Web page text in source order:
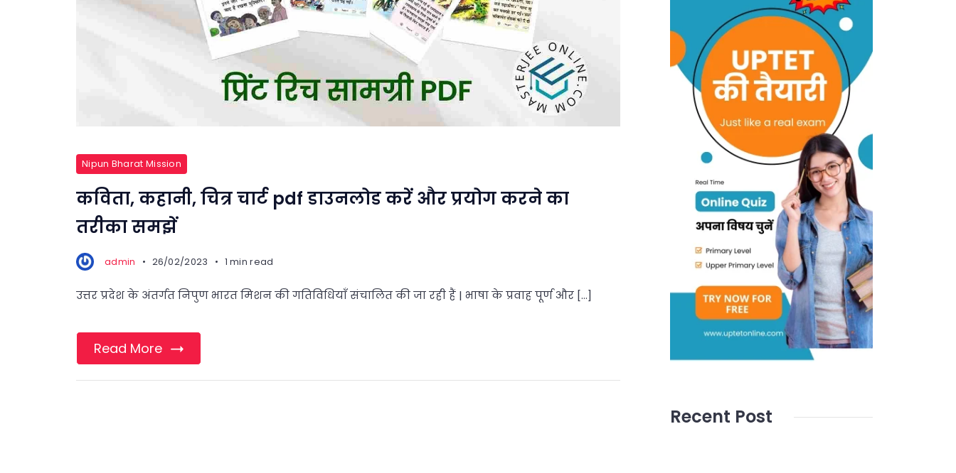
Nipun Bharat Mission
कविता, कहानी, चित्र चार्ट pdf डाउनलोड करें और प्रयोग करने का
तरीका समझें
admin 26/02/2023 1 min read
उत्तर प्रदेश के अंतर्गत निपुण भारत मिशन की गतिविधियाँ संचालित की जा रही हैं | भाषा के प्रवाह पूर्ण और […]
Read More
Recent Post